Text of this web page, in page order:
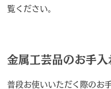
覧ください。
金属工芸品のお手入
普段お使いいただく際のお